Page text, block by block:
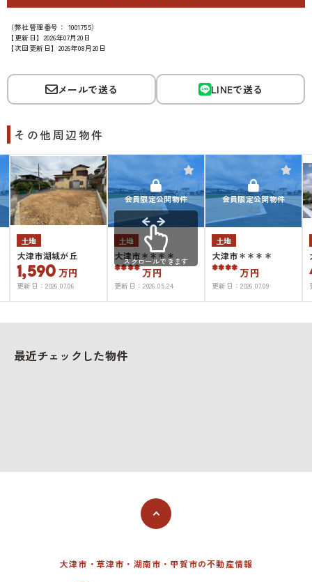
（弊社管理番号： 1001755）
【更新日】2026年07月20日
【次回更新日】2026年08月20日
メールで送る LINEで送る
その他周辺物件
土地
大津市湖城が丘
1,590 万円
更新日：2026.07.06
会員限定公開物件
土地
大津市＊＊＊＊
****万円
更新日：2026.05.24
会員限定公開物件
土地
大津市＊＊＊＊
****万円
更新日：2026.07.09
スクロールできます
最近チェックした物件
大津市・草津市・湖南市・甲賀市の不動産情報